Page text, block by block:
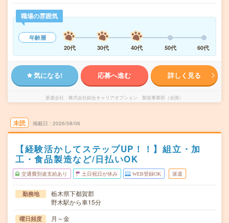
職場の雰囲気
年齢層
20代
30代 40代 50代 60代
気になる! 応募へ進む 詳しく見る
派遣会社 株式会社綜合キャリアオプション 製造事業部（全国）
未読 掲載日 2026/08/06
【経験活かしてステップUP！！】組立・加
工・食品製造など/日払いOK
交通費別途支給あり 土日祝日が休み WEB登録OK 派遣
勤務地
栃木県下都賀郡
野木駅から車15分
曜日頻度 月～金